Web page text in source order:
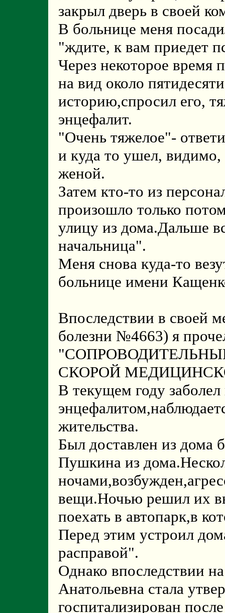
закрыл дверь в своей
В больнице меня
"ждите, к вам приедет
Через некоторое время
на вид около
историю,спросил его,
энцефалит.
"Очень тяжелое"-
и куда то ушел,
женой.
Затем кто-то из
произошло только
улицу из дома.Дальше
начальница".
Меня снова куда-то
больнице имени
Впоследствии в своей
болезни №4663) я
СКОРОЙ
В текущем году
жительства.
Был доставлен из дома
Пушкина из
вещи.Ночью решил их
поехать в автопарк,в
Перед этим устроил
расправой".
Однако впоследствии
Анатольевна стала
госпитализирован